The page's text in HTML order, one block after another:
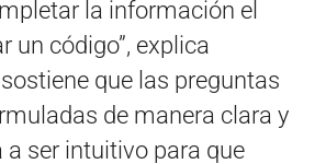
la información el
un código”, explica
que las preguntas
de manera clara y
a ser intuitivo para que